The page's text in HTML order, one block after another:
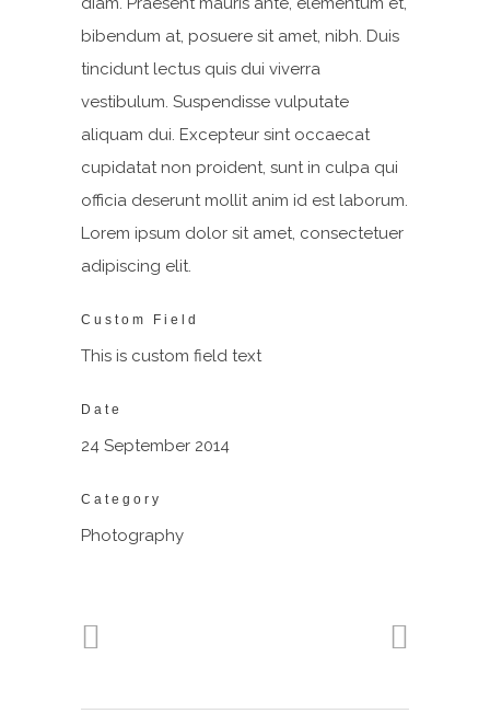
bibendum at, posuere sit amet, nibh. Duis
tincidunt lectus quis dui viverra
vestibulum. Suspendisse vulputate
aliquam dui. Excepteur sint occaecat
cupidatat non proident, sunt in culpa qui
officia deserunt mollit anim id est laborum.
Lorem ipsum dolor sit amet, consectetuer
adipiscing elit.
Custom Field
This is custom field text
Date
24 September 2014
Category
Photography